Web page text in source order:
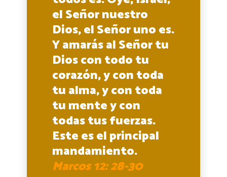
el Señor nuestro
Dios, el Señor uno es.
Y amarás al Señor tu
Dios con todo tu
corazón, y con toda
tu alma, y con toda
tu mente y con
todas tus fuerzas.
Este es el principal
mandamiento.
Marcos 12: 28-30